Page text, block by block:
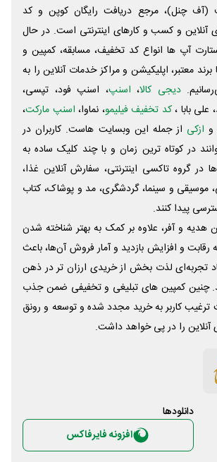
(آف چنل)، مرجع دریافت رایگان کوپن و کد
آنلاین و کسب و‌ کارهای اینترنتی است. در حال
آپ ها انواع کد تخفیف، مسابقه، کمپین و
معتبر، اپلیکیشن و مراکز خدمات آنلاین را به
دیجی کالا، اسنپ، اسنپ فود، تپسی،
بابا ،کد تخفیف فیلیمو، نماوا، اسنپ مارکت،
و ازکی از جمله این وبسایت ‌هاست. کاربران در
در کوتاه ترین زمان و با چند کلیک ساده به
در گروه تاکسی اینترنتی، سفارش آنلاین غذا،
موسیقی و سینما، گردشگری، مد و پوشاک، کتاب
پیدا کنند.
هدیه و آفر، علاوه بر کمک به بهتر شناخته شدن
رقابت و افزایش بازدید و آمار فروش آن‌ها، باعث
تجربه‌ای لذت بخش از خریدی ارزان تر در ذهن
چنین کمپین های تبلیغی و تخفیفی ضمن جذب
ترغیب کاربر به خرید مجدد شده و توسعه و رونق
را در پی خواهد داشت.
دانلود‌ها
افزونه فایرفاکس